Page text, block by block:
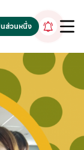
นส่วนหนึ่ง